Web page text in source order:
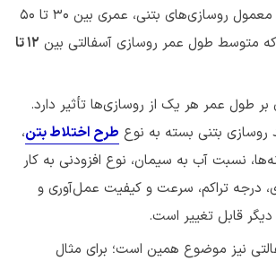
. به طور معمول روسازی‌های بتنی، عمری بین 30 تا 50
که متوسط طول عمر روسازی آسفالتی بین
12 تا
بر طول عمر هر یک از روسازی‌ها تأثیر دارد.
روسازی بتنی بسته به نوع طرح اختلاط بتن،
نسبت آب به سیمان، نوع افزودنی به کار
درجه تراکم، سرعت و کیفیت عمل‌آوری و
دیگر قابل تغییر است.
نیز موضوع همین است؛ برای مثال